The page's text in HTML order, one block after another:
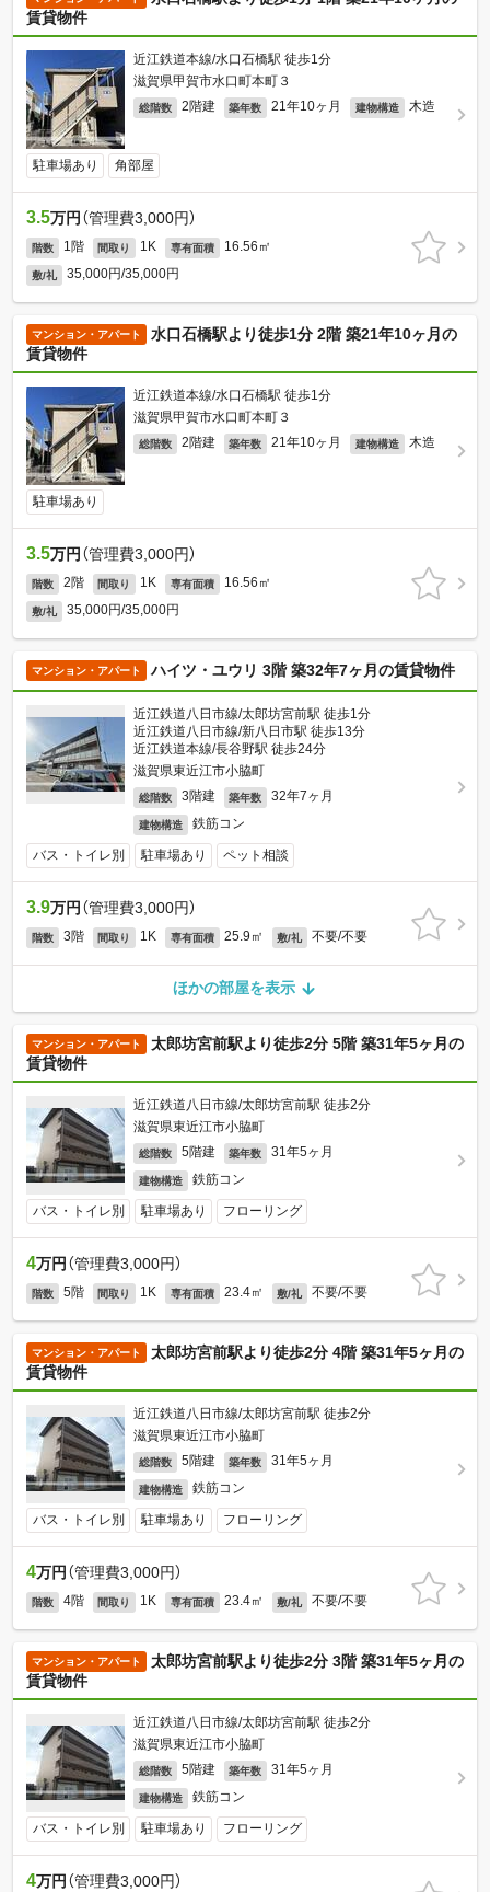
賃貸物件
近江鉄道本線/水口石橋駅 徒歩1分
滋賀県甲賀市水口町本町３
総階数 2階建 築年数 21年10ヶ月 建物構造 木造
駐車場あり 角部屋
3.5万円 （管理費3,000円）
階数 1階 間取り 1K 専有面積 16.56㎡
敷/礼 35,000円/35,000円
マンション・アパート
水口石橋駅より徒歩1分 2階 築21年10ヶ月の
賃貸物件
近江鉄道本線/水口石橋駅 徒歩1分
滋賀県甲賀市水口町本町３
総階数 2階建 築年数 21年10ヶ月 建物構造 木造
駐車場あり
3.5万円 （管理費3,000円）
階数 2階 間取り 1K 専有面積 16.56㎡
敷/礼 35,000円/35,000円
マンション・アパート ハイツ・ユウリ 3階 築32年7ヶ月の賃貸物件
近江鉄道八日市線/太郎坊宮前駅 徒歩1分
近江鉄道八日市線/新八日市駅 徒歩13分
近江鉄道本線/長谷野駅 徒歩24分
滋賀県東近江市小脇町
総階数 3階建 築年数 32年7ヶ月
建物構造 鉄筋コン
バス・トイレ別 駐車場あり ペット相談
3.9万円 （管理費3,000円）
階数 3階 間取り 1K 専有面積 25.9㎡ 敷/礼 不要/不要
ほかの部屋を表示
マンション・アパート
太郎坊宮前駅より徒歩2分 5階 築31年5ヶ月の
賃貸物件
近江鉄道八日市線/太郎坊宮前駅 徒歩2分
滋賀県東近江市小脇町
総階数 5階建 築年数 31年5ヶ月
建物構造 鉄筋コン
バス・トイレ別 駐車場あり フローリング
4万円 （管理費3,000円）
階数 5階 間取り 1K 専有面積 23.4㎡ 敷/礼 不要/不要
マンション・アパート
太郎坊宮前駅より徒歩2分 4階 築31年5ヶ月の
賃貸物件
近江鉄道八日市線/太郎坊宮前駅 徒歩2分
滋賀県東近江市小脇町
総階数 5階建 築年数 31年5ヶ月
建物構造 鉄筋コン
バス・トイレ別 駐車場あり フローリング
4万円 （管理費3,000円）
階数 4階 間取り 1K 専有面積 23.4㎡ 敷/礼 不要/不要
マンション・アパート
太郎坊宮前駅より徒歩2分 3階 築31年5ヶ月の
賃貸物件
近江鉄道八日市線/太郎坊宮前駅 徒歩2分
滋賀県東近江市小脇町
総階数 5階建 築年数 31年5ヶ月
建物構造 鉄筋コン
バス・トイレ別 駐車場あり フローリング
4万円 （管理費3,000円）